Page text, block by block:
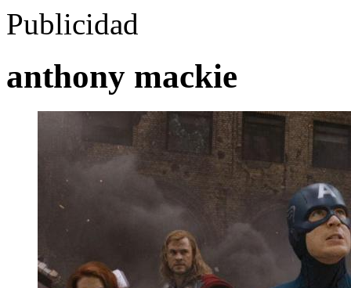
Publicidad
anthony mackie